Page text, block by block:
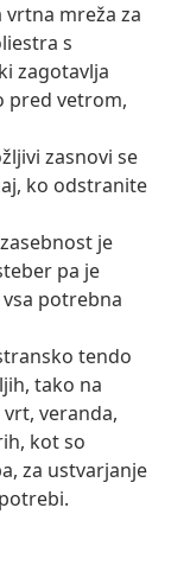
vrtna mreža za
s
zagotavlja
pred vetrom,
zasnovi se
ko odstranite
je
pa je
potrebna
tendo
tako na
veranda,
kot so
za ustvarjanje